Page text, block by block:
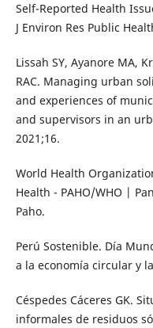
Self-Reported Health
J Environ Res Public
Lissah SY, Ayanore MA,
RAC. Managing urban
and experiences of
and supervisors in an
2021;16.
World Health
Health - PAHO/WHO |
Paho.
Perú Sostenible. Día
a la economía circular y
Céspedes Cáceres GK.
informales de residuos